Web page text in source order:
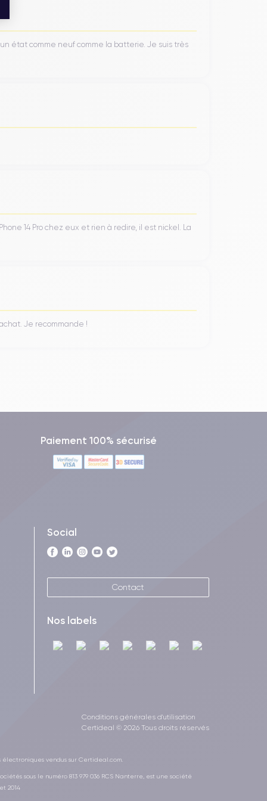
état comme neuf comme la batterie. Je suis très
14 Pro chez eux et rien à redire, il est nickel. La
Je recommande !
Paiement 100% sécurisé
Social
Contact
Nos labels
Conditions générales d'utilisation
Certideal © 2026 Tous droits réservés
vendus sur Certideal.com.
sous le numéro 813 979 036 RCS Nanterre, est une société
2014